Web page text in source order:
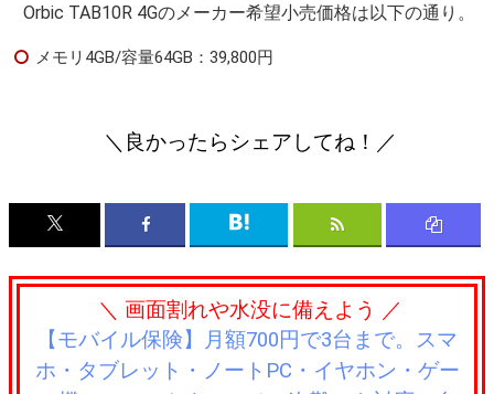
Orbic TAB10R 4Gのメーカー希望小売価格は以下の通り。
メモリ4GB/容量64GB：39,800円
＼良かったらシェアしてね！／
＼ 画面割れや水没に備えよう ／
【モバイル保険】月額700円で3台まで。スマ
ホ・タブレット・ノートPC・イヤホン・ゲー